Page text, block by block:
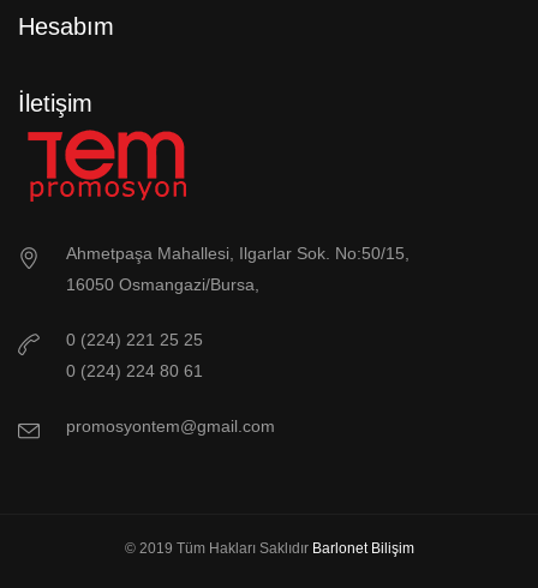
Hesabım
İletişim
Ahmetpaşa Mahallesi, Ilgarlar Sok. No:50/15,
16050 Osmangazi/Bursa,
0 (224) 221 25 25
0 (224) 224 80 61
promosyontem@gmail.com
© 2019 Tüm Hakları Saklıdır Barlonet Bilişim